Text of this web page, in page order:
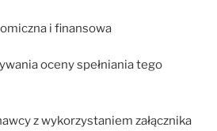
i finansowa
oceny spełniania tego
z wykorzystaniem załącznika